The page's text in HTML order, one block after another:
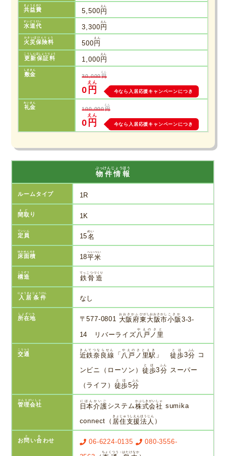
共益費
きょうえきひ
5,500円
えん
水道代
すいどうだい
3,300 円
えん
火災保険料
かさいほけんりょう
500 円
えん
更新保証料
こうしんほしょうりょう
1,000 円
えん
敷金
しききん
30,000円
えん
0 円
えん
今なら入居応援キャンペーンにつき
礼金
れいきん
100,000円
えん
0 円
えん
今なら入居応援キャンペーンにつき
物件情報
ぶっけんじょうほう
ルームタイプ 1R
間取
まど
り 1K
定員
ていいん
15名
めい
床面積
ゆかめんせき
18平米
へいべい
構造
こうぞう
鉄骨造
てっこつづくり
入居条件
にゅうきょじょうけん
なし
所在地
しょざいち
〒577-0801 大阪府
おおさかふ
東大阪市
ひがしおおさかし
小阪
こさか
3-3-
14 リバーライズ 八戸ノ里
やえのさと
交通
こうつう
近鉄奈良線
きんてつならせん
「 八戸ノ里駅
やえのさとえき
」 徒歩
とほ
3分
ふん
コ
ンビニ（ローソン） 徒歩
とほ
3分
ふん
スーパー
（ライフ） 徒歩
とほ
5分
ふん
管理会社
かんりがいしゃ
日本介護
にほんかいご
システム株式会社
かぶしきがいしゃ
sumika
connect（ 居住支援法人
きょじゅうしえんほうじん
）
お 問
と
い合
あ
わせ 06-6224-0135
080-3556-
ちょくつう：はたけなか